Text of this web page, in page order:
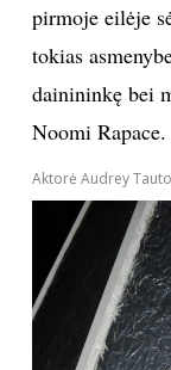
ORAI
ISTORIJA
KNYGOS
INTERJERAS
pirmoje eilėje
tokias
dainininkę bei
Noomi Rapace.
Aktorė Audrey